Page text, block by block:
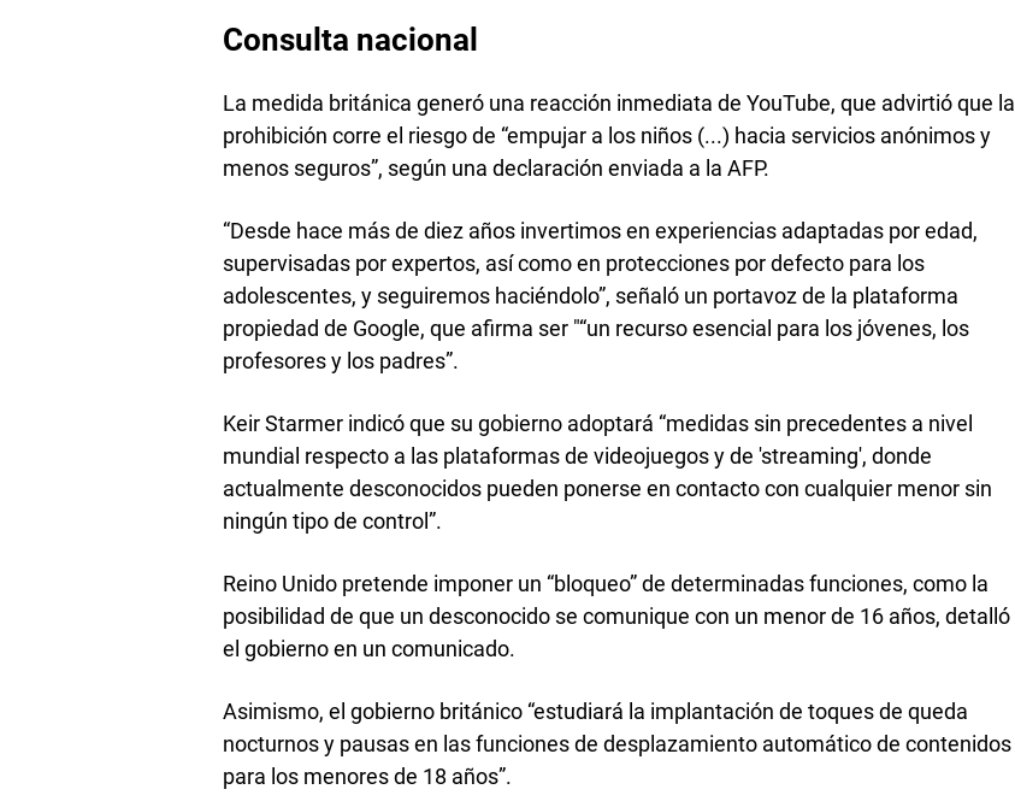
Consulta nacional
La medida británica generó una reacción inmediata de YouTube, que advirtió que la
prohibición corre el riesgo de “empujar a los niños (...) hacia servicios anónimos y
menos seguros”, según una declaración enviada a la AFP.
“Desde hace más de diez años invertimos en experiencias adaptadas por edad,
supervisadas por expertos, así como en protecciones por defecto para los
adolescentes, y seguiremos haciéndolo”, señaló un portavoz de la plataforma
propiedad de Google, que afirma ser "“un recurso esencial para los jóvenes, los
profesores y los padres”.
Keir Starmer indicó que su gobierno adoptará “medidas sin precedentes a nivel
mundial respecto a las plataformas de videojuegos y de 'streaming', donde
actualmente desconocidos pueden ponerse en contacto con cualquier menor sin
ningún tipo de control”.
Reino Unido pretende imponer un “bloqueo” de determinadas funciones, como la
posibilidad de que un desconocido se comunique con un menor de 16 años, detalló
el gobierno en un comunicado.
Asimismo, el gobierno británico “estudiará la implantación de toques de queda
nocturnos y pausas en las funciones de desplazamiento automático de contenidos
para los menores de 18 años”.